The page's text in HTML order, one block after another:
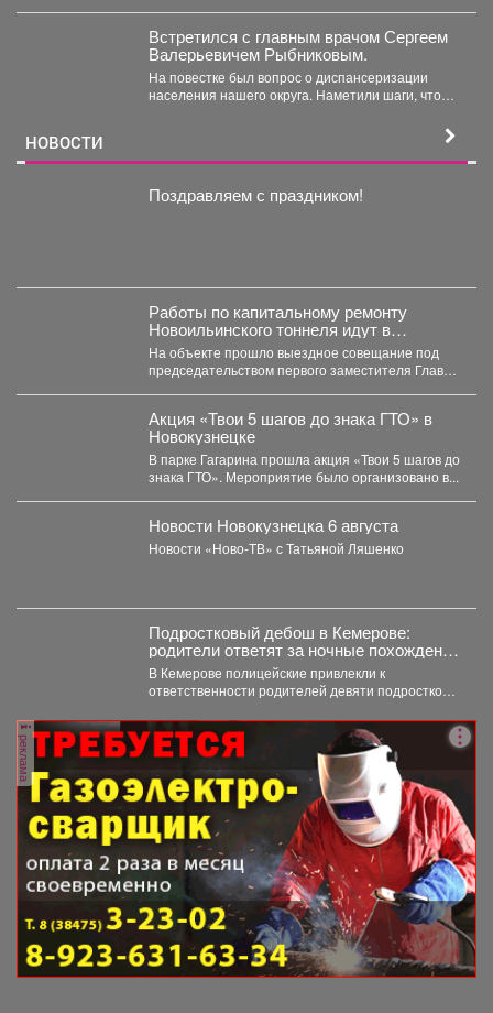
Встретился с главным врачом Сергеем
Валерьевичем Рыбниковым.
На повестке был вопрос о диспансеризации
населения нашего округа. Наметили шаги, чтобы
НОВОСТИ
Поздравляем с праздником!
Работы по капитальному ремонту
Новоильинского тоннеля идут в
соответствии с графиком
На объекте прошло выездное совещание под
председательством первого заместителя Главы
Акция «Твои 5 шагов до знака ГТО» в
Новокузнецке
В парке Гагарина прошла акция «Твои 5 шагов до
знака ГТО». Мероприятие было организовано в...
Новости Новокузнецка 6 августа
Новости «Ново-ТВ» с Татьяной Ляшенко
Подростковый дебош в Кемерове:
родители ответят за ночные похождения
детей
В Кемерове полицейские привлекли к
ответственности родителей девяти подростков.
реклама